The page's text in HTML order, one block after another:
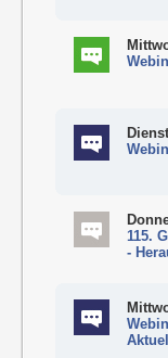
115.
-